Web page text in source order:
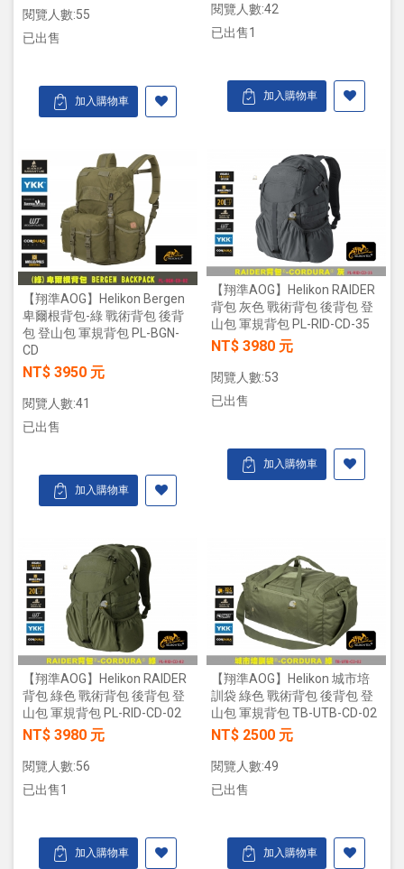
閱覽人數:55
已出售
加入購物車
閱覽人數:42
已出售1
加入購物車
【翔準AOG】Helikon Bergen
卑爾根背包-綠 戰術背包 後背
包 登山包 軍規背包 PL-BGN-
CD
NT$ 3950 元
閱覽人數:41
已出售
加入購物車
【翔準AOG】Helikon RAIDER
背包 灰色 戰術背包 後背包 登
山包 軍規背包 PL-RID-CD-35
NT$ 3980 元
閱覽人數:53
已出售
加入購物車
【翔準AOG】Helikon RAIDER
背包 綠色 戰術背包 後背包 登
山包 軍規背包 PL-RID-CD-02
NT$ 3980 元
閱覽人數:56
已出售1
加入購物車
【翔準AOG】Helikon 城市培
訓袋 綠色 戰術背包 後背包 登
山包 軍規背包 TB-UTB-CD-02
NT$ 2500 元
閱覽人數:49
已出售
加入購物車